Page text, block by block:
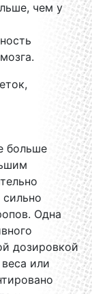
чем у
больше
сильно
Одна
дозировкой
или